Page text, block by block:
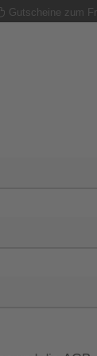
Gutscheine zum